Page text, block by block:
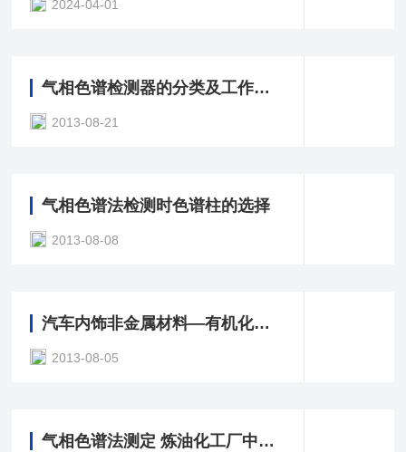
2024-04-01
气相色谱检测器的分类及工作原理
2013-08-21
气相色谱法检测时色谱柱的选择
2013-08-08
汽车内饰非金属材料—有机化合物的排放测定
2013-08-05
气相色谱法测定 炼油化工厂中烟道气的组成